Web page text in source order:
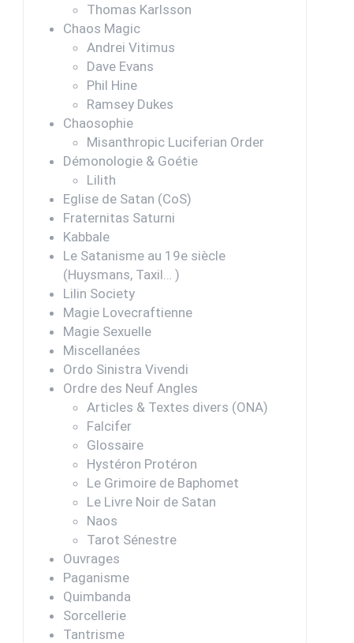
Thomas Karlsson
Chaos Magic
Andrei Vitimus
Dave Evans
Phil Hine
Ramsey Dukes
Chaosophie
Misanthropic Luciferian Order
Démonologie & Goétie
Lilith
Eglise de Satan (CoS)
Fraternitas Saturni
Kabbale
Le Satanisme au 19e siècle
(Huysmans, Taxil… )
Lilin Society
Magie Lovecraftienne
Magie Sexuelle
Miscellanées
Ordo Sinistra Vivendi
Ordre des Neuf Angles
Articles & Textes divers (ONA)
Falcifer
Glossaire
Hystéron Protéron
Le Grimoire de Baphomet
Le Livre Noir de Satan
Naos
Tarot Sénestre
Ouvrages
Paganisme
Quimbanda
Sorcellerie
Tantrisme